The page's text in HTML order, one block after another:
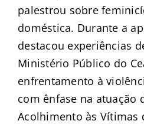
palestrou sobre
doméstica. Durante a
destacou experiências
Ministério Público do
enfrentamento à
com ênfase na atuação
Acolhimento às Vítimas